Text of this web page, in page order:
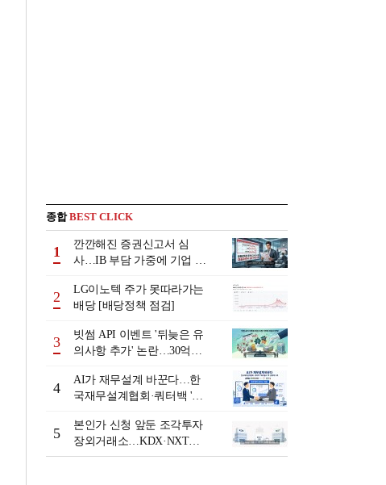
종합BEST CLICK
1
깐깐해진 증권신고서 심
사…IB 부담 가중에 기업 자
2
LG이노텍 주가 못따라가는
배당 [배당정책 점검]
3
빗썸 API 이벤트 '뒤늦은 유
의사항 추가' 논란…30억원
발
4
AI가 재무설계 바꾼다…한
국재무설계협회·쿼터백 '베
5
본인가 신청 앞둔 조각투자
장외거래소…KDX·NXT컨
소 막판 점검 ‘분주’